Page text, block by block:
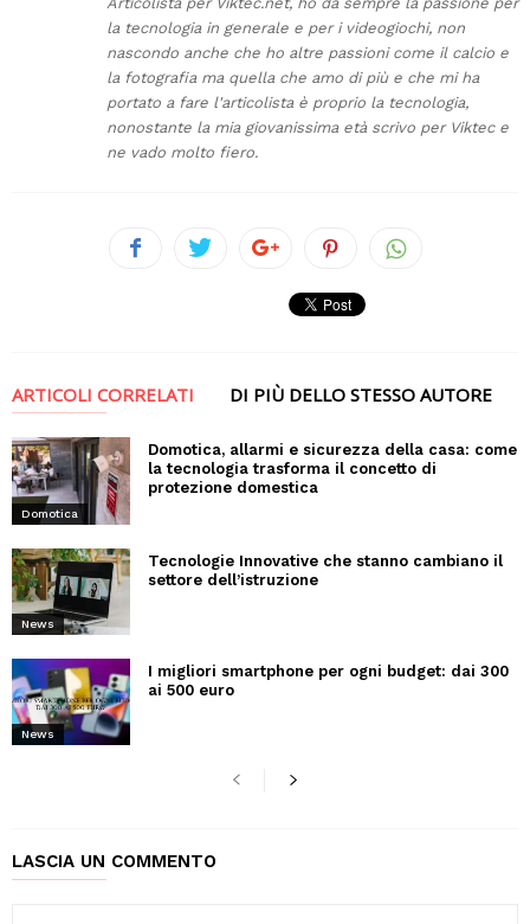
la tecnologia in generale e per i videogiochi, non
nascondo anche che ho altre passioni come il calcio e
la fotografia ma quella che amo di più e che mi ha
portato a fare l'articolista è proprio la tecnologia,
nonostante la mia giovanissima età scrivo per Viktec e
ne vado molto fiero.
ARTICOLI CORRELATI DI PIÙ DELLO STESSO AUTORE
Domotica
Domotica, allarmi e sicurezza della casa: come
la tecnologia trasforma il concetto di
protezione domestica
News
Tecnologie Innovative che stanno cambiano il
settore dell’istruzione
News
I migliori smartphone per ogni budget: dai 300
ai 500 euro
LASCIA UN COMMENTO